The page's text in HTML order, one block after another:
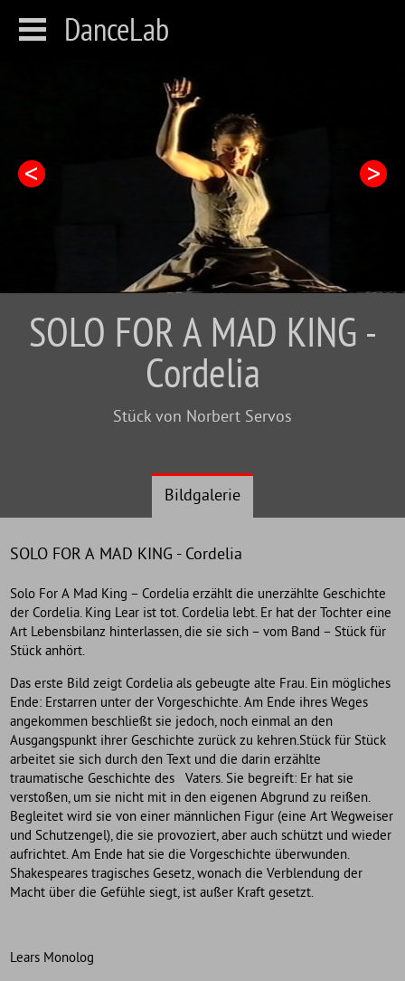
DanceLab
SOLO FOR A MAD KING -
Cordelia
Stück von Norbert Servos
Bildgalerie
SOLO FOR A MAD KING - Cordelia
Solo For A Mad King – Cordelia erzählt die unerzählte Geschichte
der Cordelia. King Lear ist tot. Cordelia lebt. Er hat der Tochter eine
Art Lebensbilanz hinterlassen, die sie sich – vom Band – Stück für
Stück anhört.
Das erste Bild zeigt Cordelia als gebeugte alte Frau. Ein mögliches
Ende: Erstarren unter der Vorgeschichte. Am Ende ihres Weges
angekommen beschließt sie jedoch, noch einmal an den
Ausgangspunkt ihrer Geschichte zurück zu kehren.Stück für Stück
arbeitet sie sich durch den Text und die darin erzählte
traumatische Geschichte des Vaters. Sie begreift: Er hat sie
verstoßen, um sie nicht mit in den eigenen Abgrund zu reißen.
Begleitet wird sie von einer männlichen Figur (eine Art Wegweiser
und Schutzengel), die sie provoziert, aber auch schützt und wieder
aufrichtet. Am Ende hat sie die Vorgeschichte überwunden.
Shakespeares tragisches Gesetz, wonach die Verblendung der
Macht über die Gefühle siegt, ist außer Kraft gesetzt.
Lears Monolog